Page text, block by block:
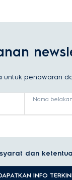
untuk penawaran
Nama
syarat dan
INFO